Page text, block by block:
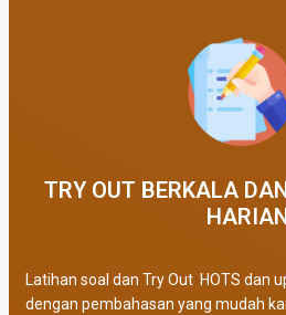
TRY OUT BERKALA
Latihan soal dan Try Out HOTS dan
dengan pembahasan yang mudah